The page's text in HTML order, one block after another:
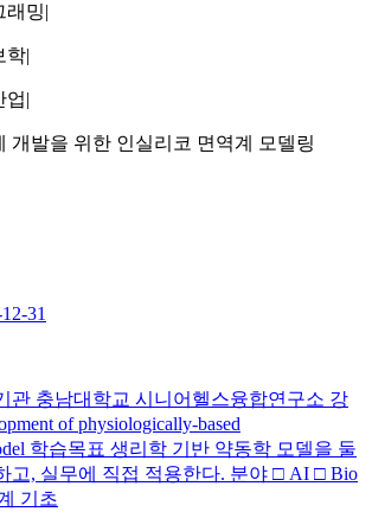
래밍|
학|
업|
개발을 위한 인실리코 면역계 모델링
31
관 충남대학교 시니어헬스융합연구소 강
of physiologically-based
학습목표 생리학 기반 약동학 모델을 둘
고, 실무에 직접 적용한다. 분야 □ AI □ Bio
기초